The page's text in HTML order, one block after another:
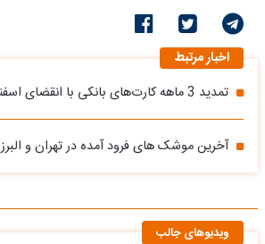
اخبار مرتبط
تمدید 3 ماهه کارت‌های بانکی با انقضای اسفند و فروردین
آخرین موشک های فرود آمده در تهران و البرز
ویدیوهای جالب